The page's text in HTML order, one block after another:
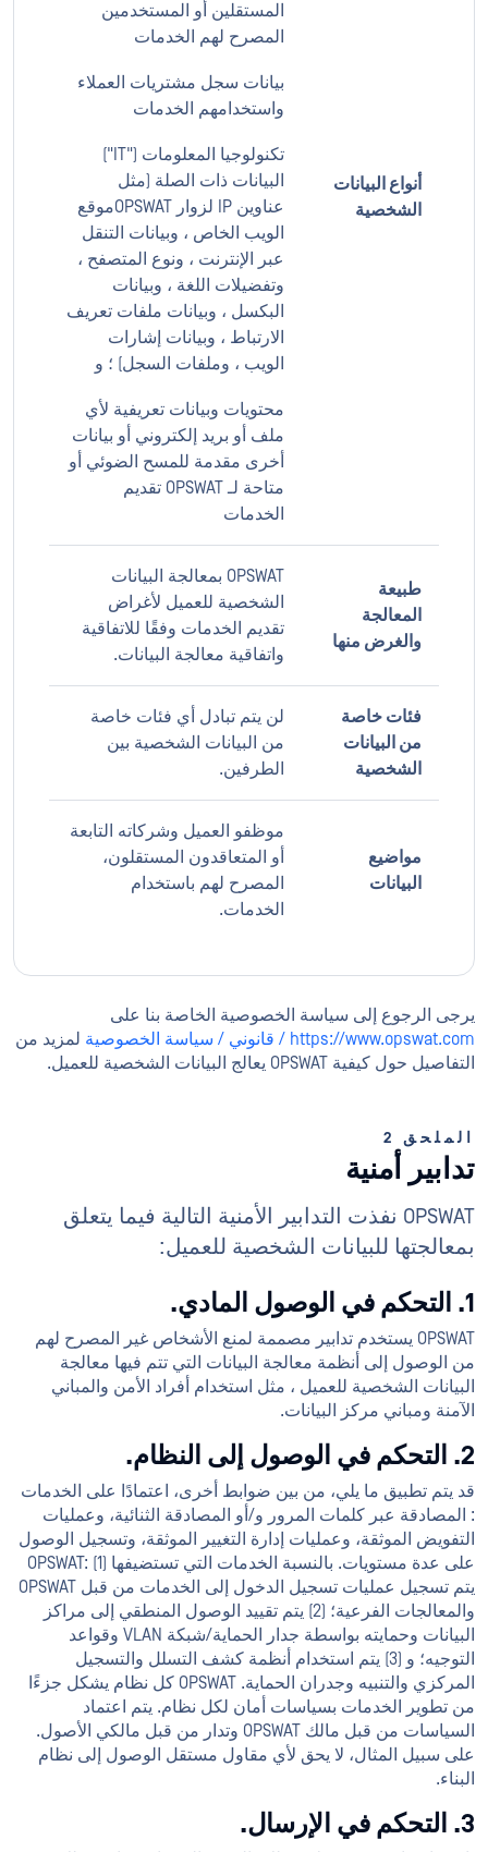
أنواع البيانات
الشخصية
المستقلين أو المستخدمين
المصرح لهم الخدمات
بيانات سجل مشتريات العملاء
واستخدامهم الخدمات
تكنولوجيا المعلومات ("IT")
البيانات ذات الصلة (مثل
عناوين IP لزوار OPSWATموقع
الويب الخاص ، وبيانات التنقل
عبر الإنترنت ، ونوع المتصفح ،
وتفضيلات اللغة ، وبيانات
البكسل ، وبيانات ملفات تعريف
الارتباط ، وبيانات إشارات
الويب ، وملفات السجل) ؛ و
محتويات وبيانات تعريفية لأي
ملف أو بريد إلكتروني أو بيانات
أخرى مقدمة للمسح الضوئي أو
متاحة لـ OPSWAT تقديم
الخدمات
طبيعة
المعالجة
والغرض منها
OPSWAT بمعالجة البيانات
الشخصية للعميل لأغراض
تقديم الخدمات وفقًا للاتفاقية
واتفاقية معالجة البيانات.
فئات خاصة
من البيانات
الشخصية
لن يتم تبادل أي فئات خاصة
من البيانات الشخصية بين
الطرفين.
مواضيع
البيانات
موظفو العميل وشركاته التابعة
أو المتعاقدون المستقلون،
المصرح لهم باستخدام
الخدمات.
يرجى الرجوع إلى سياسة الخصوصية الخاصة بنا على
https://www.opswat.com / قانوني / سياسة الخصوصية
لمزيد من
التفاصيل حول كيفية OPSWAT يعالج البيانات الشخصية للعميل.
الملحق 2
تدابير أمنية
OPSWAT نفذت التدابير الأمنية التالية فيما يتعلق
بمعالجتها للبيانات الشخصية للعميل:
1. التحكم في الوصول المادي.
OPSWAT يستخدم تدابير مصممة لمنع الأشخاص غير المصرح لهم
من الوصول إلى أنظمة معالجة البيانات التي تتم فيها معالجة
البيانات الشخصية للعميل ، مثل استخدام أفراد الأمن والمباني
الآمنة ومباني مركز البيانات.
2. التحكم في الوصول إلى النظام.
قد يتم تطبيق ما يلي، من بين ضوابط أخرى، اعتمادًا على الخدمات
: المصادقة عبر كلمات المرور و/أو المصادقة الثنائية، وعمليات
التفويض الموثقة، وعمليات إدارة التغيير الموثقة، وتسجيل الوصول
على عدة مستويات. بالنسبة الخدمات التي تستضيفها OPSWAT: (1)
يتم تسجيل عمليات تسجيل الدخول إلى الخدمات من قبل OPSWAT
والمعالجات الفرعية؛ (2) يتم تقييد الوصول المنطقي إلى مراكز
البيانات وحمايته بواسطة جدار الحماية/شبكة VLAN وقواعد
التوجيه؛ و (3) يتم استخدام أنظمة كشف التسلل والتسجيل
المركزي والتنبيه وجدران الحماية. OPSWAT كل نظام يشكل جزءًا
من تطوير الخدمات بسياسات أمان لكل نظام. يتم اعتماد
السياسات من قبل مالك OPSWAT وتدار من قبل مالكي الأصول.
على سبيل المثال، لا يحق لأي مقاول مستقل الوصول إلى نظام
البناء.
3. التحكم في الإرسال.